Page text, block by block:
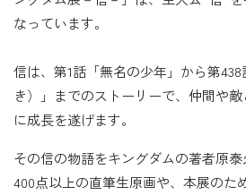
なっています。
信は、第1話「無名の少年」から第
き）」までのストーリーで、仲間や
に成長を遂げます。
その信の物語をキングダムの著者原
400点以上の直筆生原画や、本展のた